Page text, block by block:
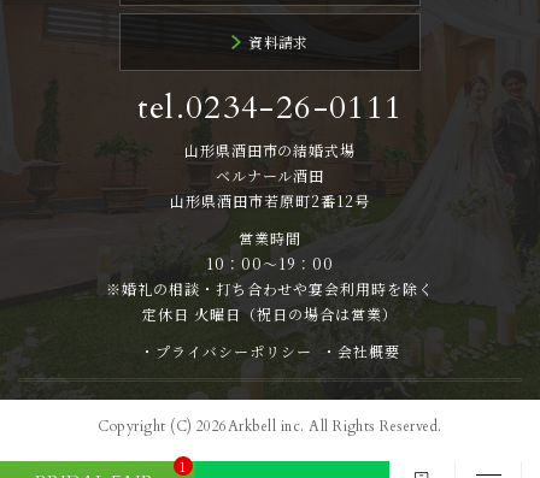
資料請求
tel.0234-26-0111
山形県酒田市の結婚式場
ベルナール酒田
山形県酒田市若原町2番12号
営業時間
10：00～19：00
※婚礼の相談・打ち合わせや宴会利用時を除く
定休日 火曜日（祝日の場合は営業）
・プライバシーポリシー
・会社概要
Copyright (C) 2026Arkbell inc. All Rights Reserved.
1